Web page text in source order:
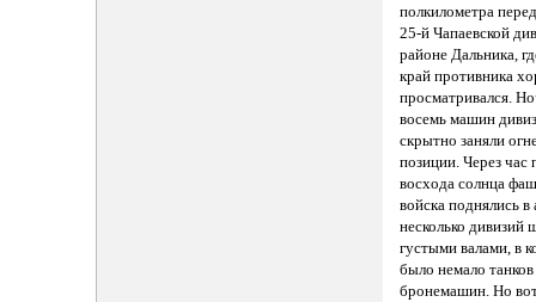
полкилометра
25-й Чапаевской
районе Дальника,
край противника
просматривался.
восемь машин
скрытно заняли
позиции. Через час
восхода солнца
войска поднялись в
несколько дивизий
густыми валами, в
было немало
бронемашин. Но